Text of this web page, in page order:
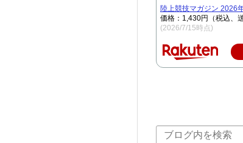
陸上競技マガジン 2026
価格：1,430円（税込、
(2026/7/15時点)